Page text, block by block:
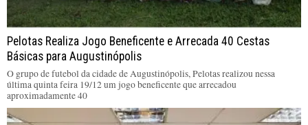
Pelotas Realiza Jogo Beneficente e Arrecada 40 Cestas
Básicas para Augustinópolis
O grupo de futebol da cidade de Augustinópolis, Pelotas realizou nessa
última quinta feira 19/12 um jogo beneficente que arrecadou
aproximadamente 40